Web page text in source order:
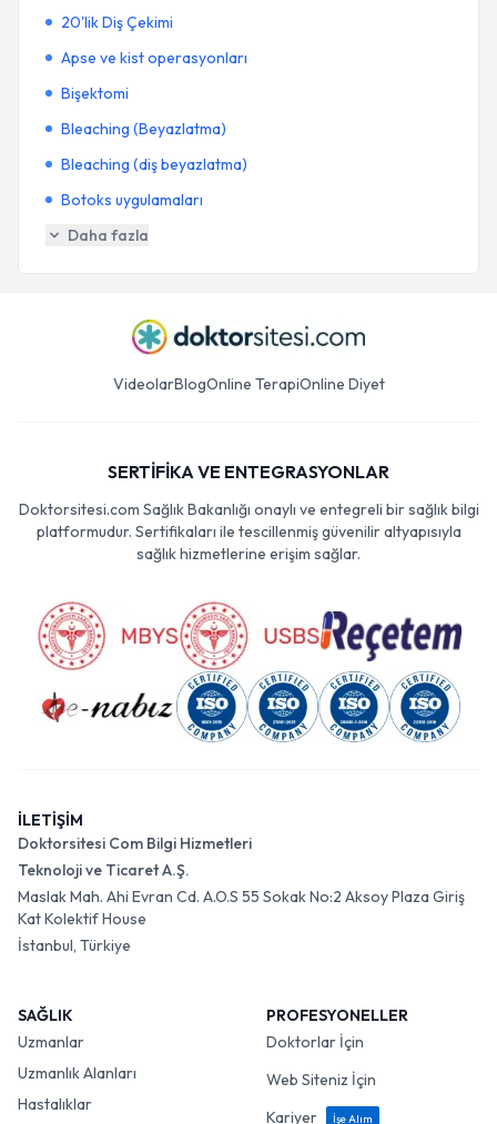
20'lik Diş Çekimi
Apse ve kist operasyonları
Bişektomi
Bleaching (Beyazlatma)
Bleaching (diş beyazlatma)
Botoks uygulamaları
Daha fazla
VideolarBlogOnline TerapiOnline Diyet
SERTİFİKA VE ENTEGRASYONLAR
Doktorsitesi.com Sağlık Bakanlığı onaylı ve entegreli bir sağlık bilgi
platformudur. Sertifikaları ile tescillenmiş güvenilir altyapısıyla
sağlık hizmetlerine erişim sağlar.
İLETİŞİM
Doktorsitesi Com Bilgi Hizmetleri
Teknoloji ve Ticaret A.Ş.
Maslak Mah. Ahi Evran Cd. A.O.S 55 Sokak No:2 Aksoy Plaza Giriş
Kat Kolektif House
İstanbul, Türkiye
SAĞLIK
Uzmanlar
Uzmanlık Alanları
Hastalıklar
PROFESYONELLER
Doktorlar İçin
Web Siteniz İçin
Kariyer
İşe Alım